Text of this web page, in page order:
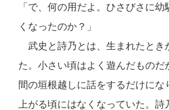
「で、何の用だよ。ひさびさに
くなったのか？」
武史と詩乃とは、生まれたとき
た。小さい頃はよく遊んだものだ
間の垣根越しに話をするだけにな
上がる頃にはなくなっていた。